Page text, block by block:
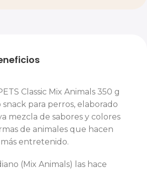
Classic Mix Animals 350 g
para perros, elaborado
mezcla de sabores y colores
de animales que hacen
entretenido.
(Mix Animals) las hace